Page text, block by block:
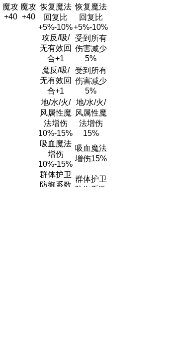
魔攻
+40
魔攻
+40
恢复魔法
回复比
+5%-10%
恢复魔法
回复比
+5%-10%
攻反/吸/
无有效回
合+1
受到所有
伤害减少
5%
魔反/吸/
无有效回
合+1
受到所有
伤害减少
5%
地/水/火/
风属性魔
法增伤
10%-15%
地/水/火/
风属性魔
法增伤
15%
吸血魔法
增伤
10%-15%
吸血魔法
增伤15%
群体护卫
防御系数
群体护卫
防御系数